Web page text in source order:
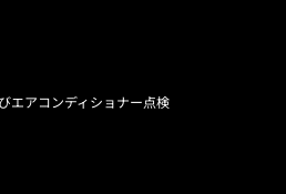
エアコンディショナー点検